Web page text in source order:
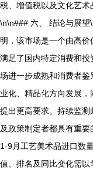
税、增值税以及文化艺术
\n\n### 六、 结论与展
明，该市场是一个由高
满足了国内特定消费和
场进一步成熟和消费者
业化、精品化方向发展
提出更高要求。持续监
及政策制定者都具有重
1-9月工艺美术品进口数
值、排名及同比变化需